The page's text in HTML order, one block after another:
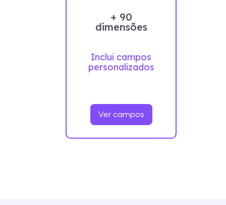
+ 90
dimensões
Inclui campos
personalizados
Ver campos